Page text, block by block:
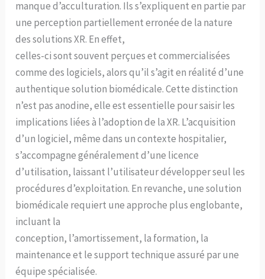
manque d’acculturation. Ils s’expliquent en partie par
une perception partiellement erronée de la nature
des solutions XR. En effet,
celles-ci sont souvent perçues et commercialisées
comme des logiciels, alors qu’il s’agit en réalité d’une
authentique solution biomédicale. Cette distinction
n’est pas anodine, elle est essentielle pour saisir les
implications liées à l’adoption de la XR. L’acquisition
d’un logiciel, même dans un contexte hospitalier,
s’accompagne généralement d’une licence
d’utilisation, laissant l’utilisateur développer seul les
procédures d’exploitation. En revanche, une solution
biomédicale requiert une approche plus englobante,
incluant la
conception, l’amortissement, la formation, la
maintenance et le support technique assuré par une
équipe spécialisée.